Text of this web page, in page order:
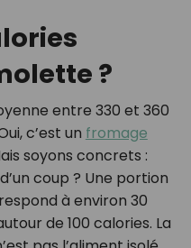
?
entre 330 et 360
c’est un fromage
soyons concrets :
coup ? Une portion
à environ 30
de 100 calories. La